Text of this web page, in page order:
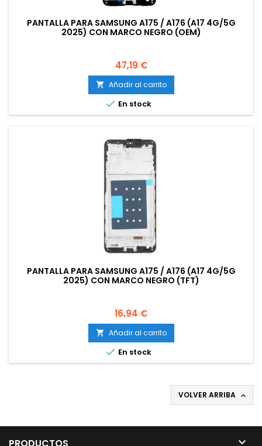
PANTALLA PARA SAMSUNG A175 / A176 (A17 4G/5G
2025) CON MARCO NEGRO (OEM)
Precio
47,19 €
 Añadir al carrito
 En stock
PANTALLA PARA SAMSUNG A175 / A176 (A17 4G/5G
2025) CON MARCO NEGRO (TFT)
Precio
16,94 €
 Añadir al carrito
 En stock
VOLVER ARRIBA 
